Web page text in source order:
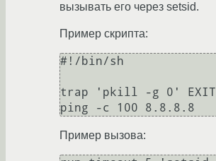
вызывать его через setsid.
Пример скрипта:
#!/bin/sh
trap 'pkill -g 0' EXIT
Пример вызова: